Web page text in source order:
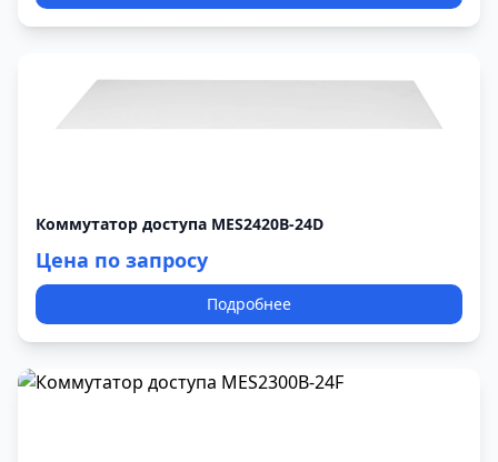
Коммутатор доступа MES2420B-24D
Цена по запросу
Подробнее